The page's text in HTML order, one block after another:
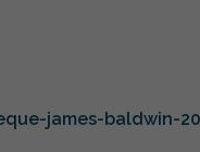
james-baldwin-